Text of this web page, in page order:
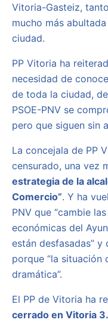
Vitoria-Gasteiz,
mucho más
ciudad.
PP Vitoria ha
necesidad de
de toda la ciudad,
PSOE-PNV se
pero que siguen sin
La concejala de PP
censurado, una vez
estrategia de la
Comercio”. Y ha
PNV que “cambie
económicas del
están desfasadas” y
porque “la situación
dramática”.
El PP de Vitoria ha
cerrado en Vitoria